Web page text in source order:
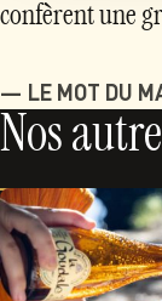
confèrent une
LE MOT DU
Nos